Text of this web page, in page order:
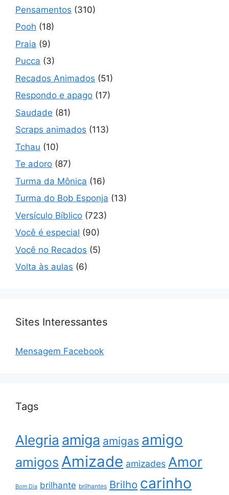
Pensamentos (310)
Pooh (18)
Praia (9)
Pucca (3)
Recados Animados (51)
Respondo e apago (17)
Saudade (81)
Scraps animados (113)
Tchau (10)
Te adoro (87)
Turma da Mônica (16)
Turma do Bob Esponja (13)
Versículo Bíblico (723)
Você é especial (90)
Você no Recados (5)
Volta às aulas (6)
Sites Interessantes
Mensagem Facebook
Tags
Alegria amiga amigas amigo
amigos Amizade amizades Amor
Bom Dia brilhante brilhantes Brilho carinho